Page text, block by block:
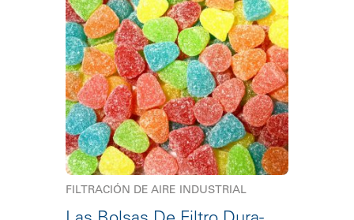
FILTRACIÓN DE AIRE INDUSTRIAL